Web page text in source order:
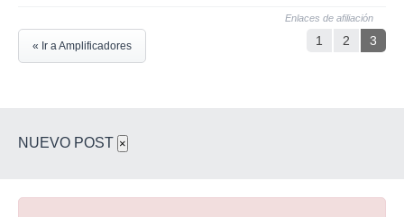
Enlaces de afiliación
1 2 3
« Ir a Amplificadores
NUEVO POST ×